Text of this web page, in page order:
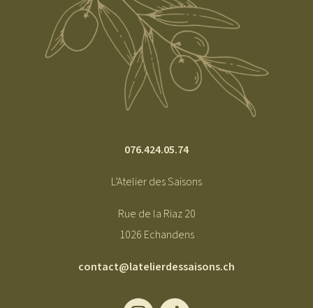
076.424.05.74
L’Atelier des Saisons
Rue de la Riaz 20
1026 Echandens
contact@latelierdessaisons.ch